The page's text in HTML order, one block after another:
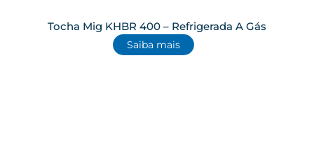
Tocha Mig KHBR 400 – Refrigerada A Gás
Saiba mais